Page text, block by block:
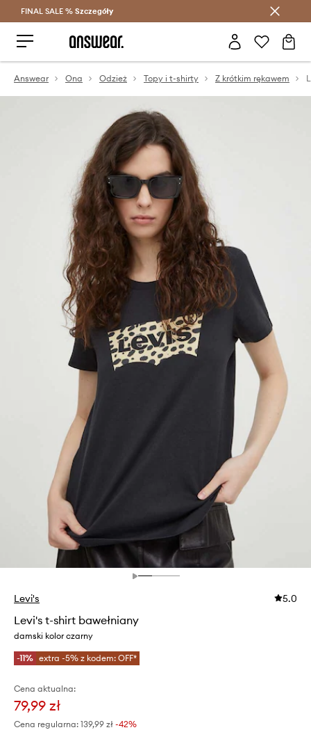
Oszczędzaj z Answear Club >
FINAL SALE % Szczegóły
Answear Ona Odzież Topy i t-shirty Z krótkim rękawem
Levi's 5.0
Levi's t-shirt bawełniany
damski kolor czarny
-11% extra -5% z kodem: OFF*
Cena aktualna:
79,99 zł
Cena regularna: 139,99 zł -42%